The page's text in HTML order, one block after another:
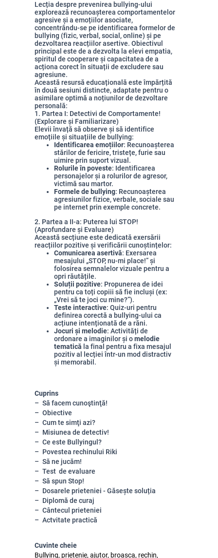
Lecția despre prevenirea bullying-ului
explorează recunoașterea comportamentelor
agresive și a emoțiilor asociate,
concentrându-se pe identificarea formelor de
bullying (fizic, verbal, social, online) și pe
dezvoltarea reacțiilor asertive. Obiectivul
principal este de a dezvolta la elevi empatia,
spiritul de cooperare și capacitatea de a
acționa corect în situații de excludere sau
agresiune.
Această resursă educațională este împărțită
în două sesiuni distincte, adaptate pentru o
asimilare optimă a noțiunilor de dezvoltare
personală:
1. Partea I: Detectivi de Comportamente!
(Explorare și Familiarizare)
Elevii învață să observe și să identifice
emoțiile și situațiile de bullying:
Identificarea emoțiilor: Recunoașterea
stărilor de fericire, tristețe, furie sau
uimire prin suport vizual.
Rolurile în poveste: Identificarea
personajelor și a rolurilor de agresor,
victimă sau martor.
Formele de bullying: Recunoașterea
agresiunilor fizice, verbale, sociale sau
pe internet prin exemple concrete.
2. Partea a II-a: Puterea lui STOP!
(Aprofundare și Evaluare)
Această secțiune este dedicată exersării
reacțiilor pozitive și verificării cunoștințelor:
Comunicarea asertivă: Exersarea
mesajului „STOP, nu-mi place!” și
folosirea semnalelor vizuale pentru a
opri răutățile.
Soluții pozitive: Propunerea de idei
pentru ca toți copiii să fie incluși (ex:
„Vrei să te joci cu mine?”).
Teste interactive: Quiz-uri pentru
definirea corectă a bullying-ului ca
acțiune intenționată de a răni.
Jocuri și melodie: Activități de
ordonare a imaginilor și omelodie
tematică la final pentru a fixa mesajul
pozitiv al lecției într-un mod distractiv
și memorabil.
Cuprins
Să facem cunoştinţă!
Obiective
Cum te simţi azi?
Misiunea de detectiv!
Ce este Bullyingul?
Povestea rechinului Riki
Să ne jucăm!
Test de evaluare
Să spun Stop!
Dosarele prieteniei - Găsește soluția
Diplomă de curaj
Cântecul prieteniei
Actvitate practică
Cuvinte cheie
Bullying, prietenie, ajutor, broasca, rechin,